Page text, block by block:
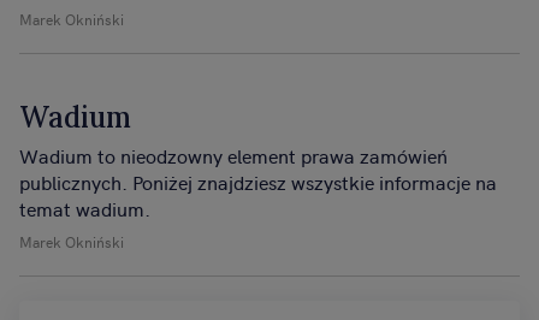
Marek Okniński
Wadium
Marek Okniński
Wadium to nieodzowny element prawa zamówień
publicznych. Poniżej znajdziesz wszystkie informacje na
temat wadium.